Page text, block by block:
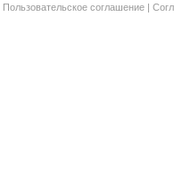
Пользовательское соглашение |